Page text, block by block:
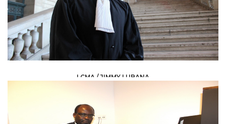
LCMA / JIMMY LUBANA